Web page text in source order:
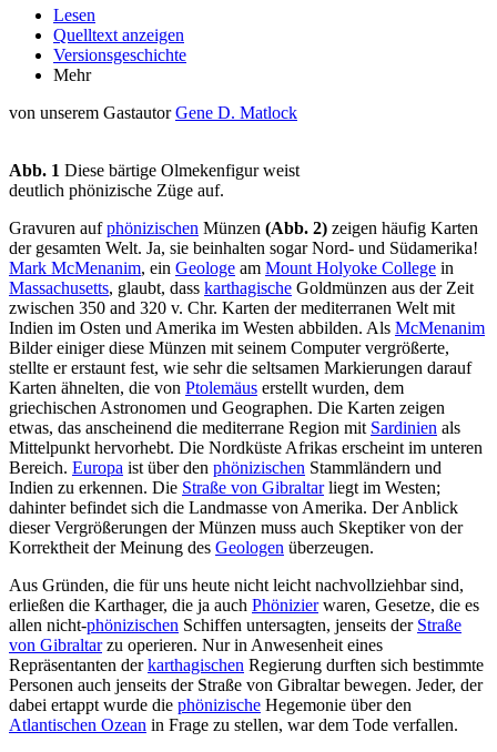
Lesen
Quelltext anzeigen
Versionsgeschichte
Mehr
von unserem GastautorGene D. Matlock
Abb. 1 Diese bärtige Olmekenfigur weist
deutlich phönizische Züge auf.
Gravuren aufphönizischen Münzen (Abb. 2) zeigen häufig Karten
der gesamten Welt. Ja, sie beinhalten sogar Nord- und Südamerika!
Mark McMenanim, ein Geologe am Mount Holyoke College in
Massachusetts, glaubt, dass karthagische Goldmünzen aus der Zeit
zwischen 350 and 320 v. Chr. Karten der mediterranen Welt mit
Indien im Osten und Amerika im Westen abbilden. Als McMenanim
Bilder einiger diese Münzen mit seinem Computer vergrößerte,
stellte er erstaunt fest, wie sehr die seltsamen Markierungen darauf
Karten ähnelten, die von Ptolemäus erstellt wurden, dem
griechischen Astronomen und Geographen. Die Karten zeigen
etwas, das anscheinend die mediterrane Region mit Sardinien als
Mittelpunkt hervorhebt. Die Nordküste Afrikas erscheint im unteren
Bereich. Europa ist über den phönizischen Stammländern und
Indien zu erkennen. Die Straße von Gibraltarliegt im Westen;
dahinter befindet sich die Landmasse von Amerika. Der Anblick
dieser Vergrößerungen der Münzen muss auch Skeptiker von der
Korrektheit der Meinung des Geologen überzeugen.
Aus Gründen, die für uns heute nicht leicht nachvollziehbar sind,
erließen die Karthager, die ja auch Phönizierwaren, Gesetze, die es
allen nicht-phönizischen Schiffen untersagten, jenseits der Straße
von Gibraltarzu operieren. Nur in Anwesenheit eines
Repräsentanten derkarthagischen Regierung durften sich bestimmte
Personen auch jenseits der Straße von Gibraltar bewegen. Jeder, der
dabei ertappt wurde die phönizische Hegemonie über den
Atlantischen Ozean in Frage zu stellen, war dem Tode verfallen.